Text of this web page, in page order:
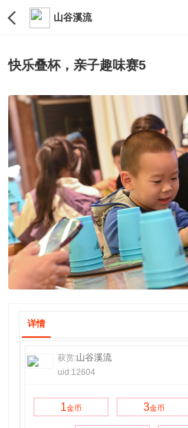
山谷溪流
快乐叠杯，亲子趣味赛5
详情
获赏:山谷溪流
uid:12604
1金币 3金币